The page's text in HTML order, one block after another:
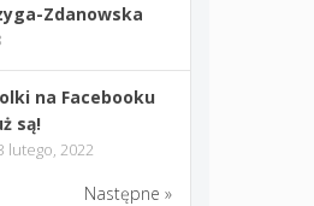
Zdanowska
na Facebooku
są!
lutego, 2022
Następne »